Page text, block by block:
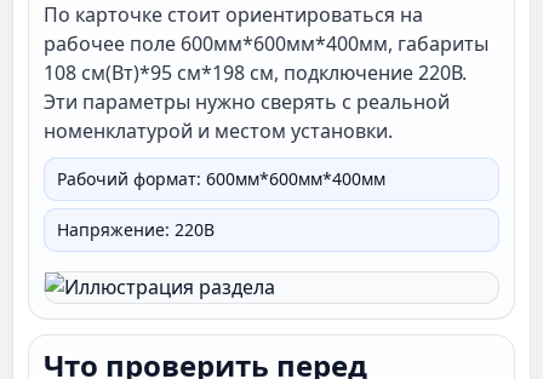
По карточке стоит ориентироваться на
рабочее поле 600мм*600мм*400мм, габариты
108 см(Вт)*95 см*198 см, подключение 220В.
Эти параметры нужно сверять с реальной
номенклатурой и местом установки.
Рабочий формат: 600мм*600мм*400мм
Напряжение: 220В
Что проверить перед